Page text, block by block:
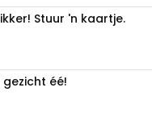
Stuur 'n kaartje.
éé!